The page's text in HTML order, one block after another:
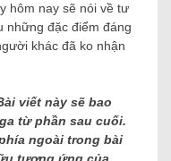
hôm nay sẽ nói về tư
những đặc điểm đáng
khác đã ko nhận
viết này sẽ bao
từ phần sau cuối.
ngoài trong bài